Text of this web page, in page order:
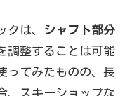
クは、
シャフト部分
調整することは可能
ってみたものの、長
、スキーショップな